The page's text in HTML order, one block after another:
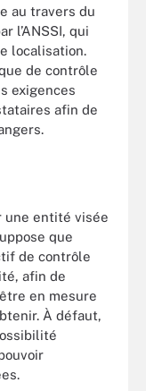
au travers du
l’ANSSI, qui
localisation.
de contrôle
exigences
afin de
une entité visée
que
de contrôle
afin de
en mesure
À défaut,